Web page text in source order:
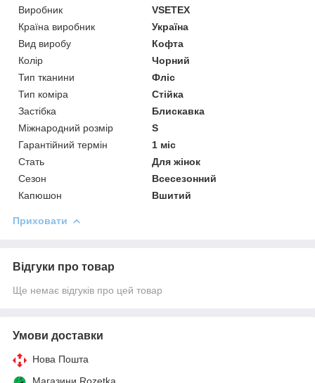
Виробник
VSETEX
Країна виробник
Україна
Вид виробу
Кофта
Колір
Чорний
Тип тканини
Фліс
Тип коміра
Стійка
Застібка
Блискавка
Міжнародний розмір
S
Гарантійний термін
1 міс
Стать
Для жінок
Сезон
Всесезонний
Капюшон
Вшитий
Приховати
Відгуки про товар
Ще немає відгуків про цей товар
Умови доставки
Нова Пошта
Магазини Rozetka